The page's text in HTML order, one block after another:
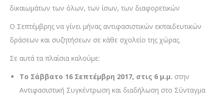
δικαιωμάτων των όλων, των ίσων, των διαφορετικών
Ο Σεπτέμβρης να γίνει μήνας αντιφασιστικών εκπαιδευτικών
δράσεων και συζητήσεων σε κάθε σχολείο της χώρας.
Σε αυτά τα πλαίσια καλούμε:
Το Σάββατο 16 Σεπτέμβρη 2017, στις 6 μ.μ. στην
Αντιφασιστική Συγκέντρωση και διαδήλωση στο Σύνταγμα